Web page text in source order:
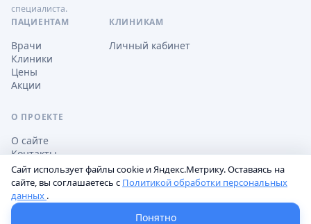
специалиста.
ПАЦИЕНТАМ
Врачи
Клиники
Цены
Акции
КЛИНИКАМ
Личный кабинет
О ПРОЕКТЕ
О сайте
Контакты
Обработка персональных данных
Пользовательское соглашениеНастройки cookie
Сайт использует файлы cookie и Яндекс.Метрику. Оставаясь на
сайте, вы соглашаетесь с Политикой обработки персональных
данных .
Понятно